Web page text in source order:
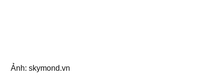
Ảnh: skymond.vn